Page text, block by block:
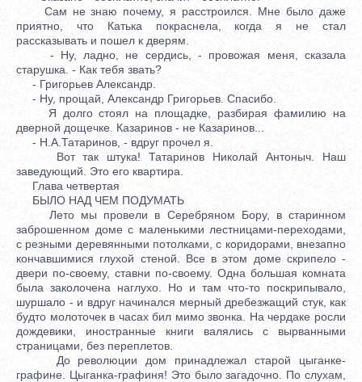
Сам не знаю почему, я расстроился. Мне было даже
приятно, что Катька покраснела, когда я не стал
рассказывать и пошел к дверям.
- Ну, ладно, не сердись, - провожая меня, сказала
старушка. - Как тебя звать?
- Григорьев Александр.
- Ну, прощай, Александр Григорьев. Спасибо.
Я долго стоял на площадке, разбирая фамилию на
дверной дощечке. Казаринов - не Казаринов...
- Н.А.Татаринов, - вдруг прочел я.
Вот так штука! Татаринов Николай Антоныч. Наш
заведующий. Это его квартира.
Глава четвертая
БЫЛО НАД ЧЕМ ПОДУМАТЬ
Лето мы провели в Серебряном Бору, в старинном
заброшенном доме с маленькими лестницами-переходами,
с резными деревянными потолками, с коридорами, внезапно
кончавшимися глухой стеной. Все в этом доме скрипело -
двери по-своему, ставни по-своему. Одна большая комната
была заколочена наглухо. Но и там что-то поскрипывало,
шуршало - и вдруг начинался мерный дребезжащий стук, как
будто молоточек в часах бил мимо звонка. На чердаке росли
дождевики, иностранные книги валялись с вырванными
страницами, без переплетов.
До революции дом принадлежал старой цыганке-
графине. Цыганка-графиня! Это было загадочно. По слухам,